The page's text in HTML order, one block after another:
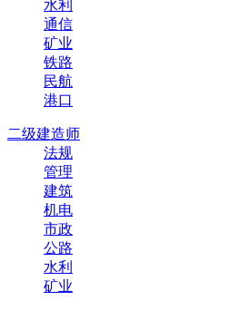
水利
通信
矿业
铁路
民航
港口
二级建造师
法规
管理
建筑
机电
市政
公路
水利
矿业